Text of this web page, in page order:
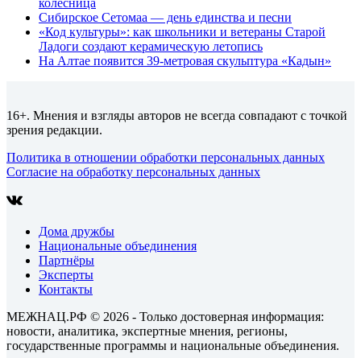
колесница
Сибирское Сетомаа — день единства и песни
«Код культуры»: как школьники и ветераны Старой
Ладоги создают керамическую летопись
На Алтае появится 39-метровая скульптура «Кадын»
16+. Мнения и взгляды авторов не всегда совпадают с точкой
зрения редакции.
Политика в отношении обработки персональных данных
Согласие на обработку персональных данных
Дома дружбы
Национальные объединения
Партнёры
Эксперты
Контакты
МЕЖНАЦ.РФ © 2026 - Только достоверная информация:
новости, аналитика, экспертные мнения, регионы,
государственные программы и национальные объединения.